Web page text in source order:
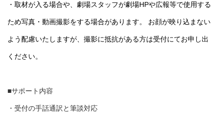
・取材が入る場合や、劇場スタッフが劇場HPや広報等で使用する
ため写真・動画撮影をする場合があります。 お顔が映り込まない
よう配慮いたしますが、撮影に抵抗がある方は受付にてお申し出
ください。
■サポート内容
・受付の手話通訳と筆談対応